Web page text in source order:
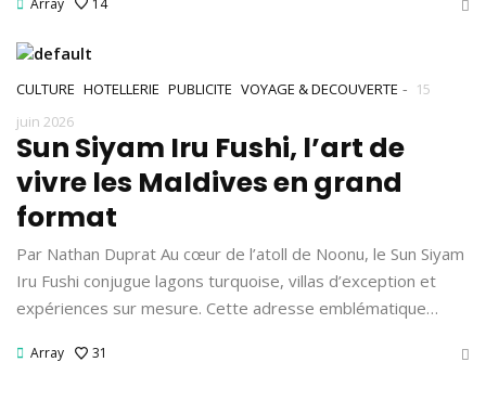
Array 14
CULTURE HOTELLERIE PUBLICITE VOYAGE & DECOUVERTE - 15
juin 2026
Sun Siyam Iru Fushi, l’art de
vivre les Maldives en grand
format
Par Nathan Duprat Au cœur de l’atoll de Noonu, le Sun Siyam
Iru Fushi conjugue lagons turquoise, villas d’exception et
expériences sur mesure. Cette adresse emblématique…
Array 31